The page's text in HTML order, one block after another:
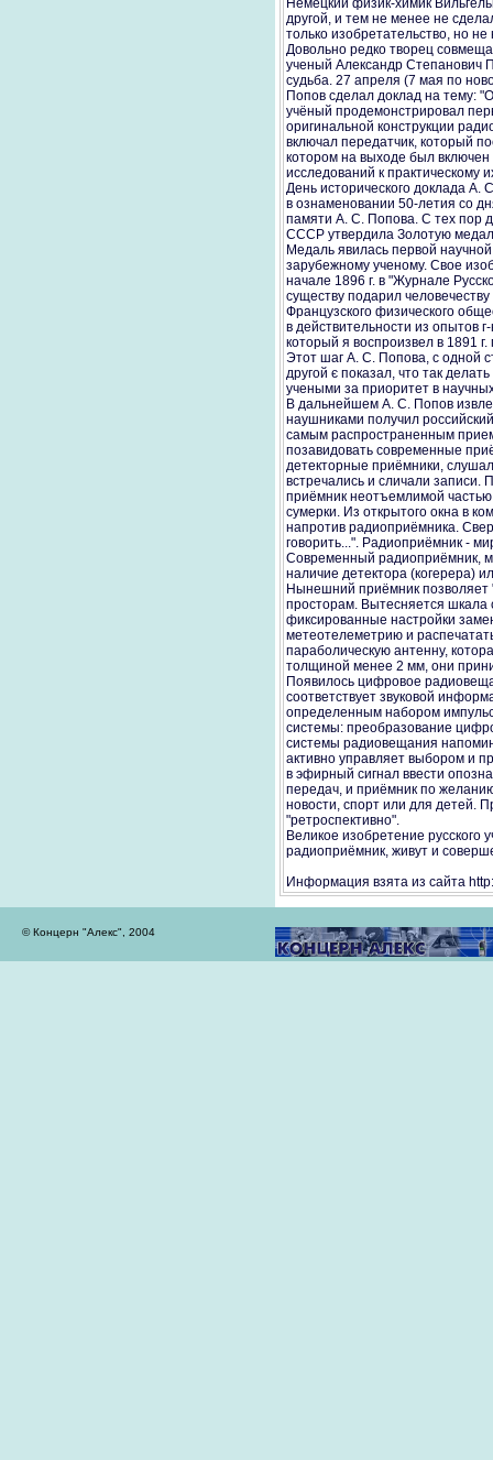
Немецкий физик-химик
другой, и тем не менее не
только изобретательство, но не
Довольно редко творец
ученый Александр Степанович
судьба. 27 апреля (7 мая по
Попов сделал доклад на тему:
учёный продемонстрировал
оригинальной конструкции
включал передатчик, который
котором на выходе был включен
исследований к практическому
День исторического доклада
в ознаменовании 50-летия со
памяти А. С. Попова. С тех пор
СССР утвердила Золотую
Медаль явилась первой
зарубежному ученому. Свое
начале 1896 г. в "Журнале
существу подарил
Французского физического
в действительности из опытов
который я воспроизвел в 1891
Этот шаг А. С. Попова, с одной
другой є показал, что так
учеными за приоритет в
В дальнейшем А. С. Попов
наушниками получил
самым распространенным
позавидовать современные
детекторные приёмники,
встречались и сличали
приёмник неотъемлимой
сумерки. Из открытого окна в
напротив радиоприёмника.
говорить...". Радиоприёмник -
Современный радиоприёмник,
наличие детектора (когерера)
Нынешний приёмник позволяет
просторам. Вытесняется шкала
фиксированные настройки
метеотелеметрию и
параболическую антенну,
толщиной менее 2 мм, они
Появилось цифровое
соответствует звуковой
определенным набором
системы: преобразование
системы радиовещания
активно управляет выбором и
в эфирный сигнал ввести
передач, и приёмник по
новости, спорт или для детей.
"ретроспективно".
Великое изобретение
радиоприёмник, живут и
Информация взята из сайта
© Концерн "Алекс", 2004